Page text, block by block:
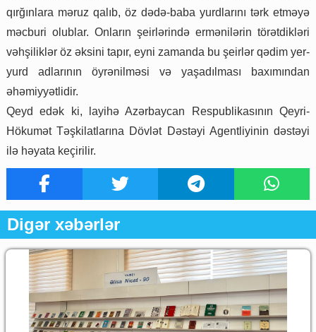
qırğınlara məruz qalıb, öz dədə-baba yurdlarını tərk etməyə
məcburi olublar. Onların şeirlərində ermənilərin törətdikləri
vəhşiliklər öz əksini tapır, eyni zamanda bu şeirlər qədim yer-
yurd adlarının öyrənilməsi və yaşadılması baxımından
əhəmiyyətlidir.
Qeyd edək ki, layihə Azərbaycan Respublikasının Qeyri-
Hökumət Təşkilatlarına Dövlət Dəstəyi Agentliyinin dəstəyi
ilə həyata keçirilir.
Digər xəbərlər